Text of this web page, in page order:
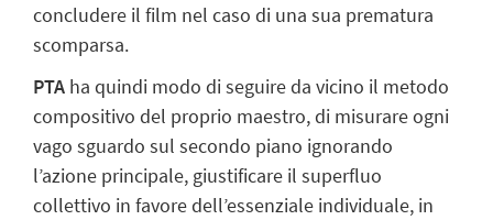
concludere il film nel caso di una sua prematura
scomparsa.
PTA ha quindi modo di seguire da vicino il metodo
compositivo del proprio maestro, di misurare ogni
vago sguardo sul secondo piano ignorando
l’azione principale, giustificare il superfluo
collettivo in favore dell’essenziale individuale, in